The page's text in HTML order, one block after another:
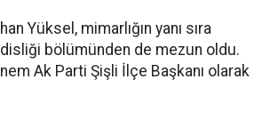
Yüksel, mimarlığın yanı sıra
bölümünden de mezun oldu.
Ak Parti Şişli İlçe Başkanı olarak